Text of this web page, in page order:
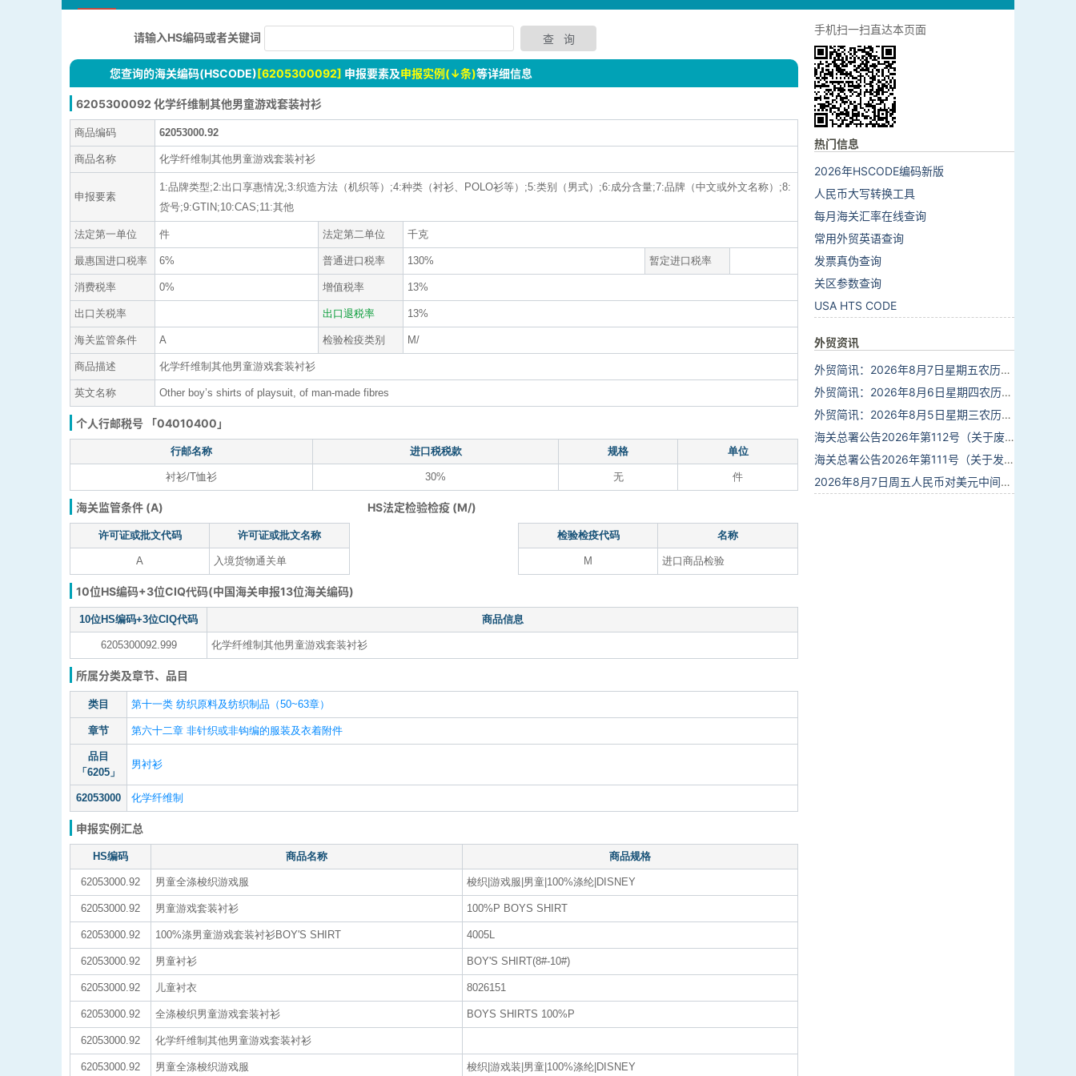
请输入HS编码或者关键词
您查询的海关编码(HSCODE)[6205300092] 申报要素及申报实例(↓条)等详细信息
6205300092 化学纤维制其他男童游戏套装衬衫
商品编码 62053000.92
商品名称 化学纤维制其他男童游戏套装衬衫
申报要素
1:品牌类型;2:出口享惠情况;3:织造方法（机织等）;4:种类（衬衫、POLO衫等）;5:类别（男式）;6:成分含量;7:品牌（中文或外文名称）;8:
货号;9:GTIN;10:CAS;11:其他
法定第一单位 件 法定第二单位 千克
最惠国进口税率 6% 普通进口税率 130% 暂定进口税率
消费税率 0% 增值税率 13%
出口关税率 出口退税率 13%
海关监管条件 A 检验检疫类别 M/
商品描述 化学纤维制其他男童游戏套装衬衫
英文名称 Other boy’s shirts of playsuit, of man-made fibres
个人行邮税号 「04010400」
行邮名称 进口税税款 规格 单位
衬衫/T恤衫 30% 无 件
海关监管条件 (A) HS法定检验检疫 (M/)
许可证或批文代码 许可证或批文名称
A 入境货物通关单
检验检疫代码 名称
M 进口商品检验
10位HS编码+3位CIQ代码(中国海关申报13位海关编码)
10位HS编码+3位CIQ代码 商品信息
6205300092.999 化学纤维制其他男童游戏套装衬衫
所属分类及章节、品目
类目 第十一类 纺织原料及纺织制品（50~63章）
章节 第六十二章 非针织或非钩编的服装及衣着附件
品目
「6205」
男衬衫
62053000 化学纤维制
申报实例汇总
HS编码 商品名称 商品规格
62053000.92 男童全涤梭织游戏服 梭织|游戏服|男童|100%涤纶|DISNEY
62053000.92 男童游戏套装衬衫 100%P BOYS SHIRT
62053000.92 100%涤男童游戏套装衬衫BOY'S SHIRT 4005L
62053000.92 男童衬衫 BOY'S SHIRT(8#-10#)
62053000.92 儿童衬衣 8026151
62053000.92 全涤梭织男童游戏套装衬衫 BOYS SHIRTS 100%P
62053000.92 化学纤维制其他男童游戏套装衬衫
62053000.92 男童全涤梭织游戏服 梭织|游戏装|男童|100%涤纶|DISNEY
手机扫一扫直达本页面
热门信息
2026年HSCODE编码新版
人民币大写转换工具
每月海关汇率在线查询
常用外贸英语查询
发票真伪查询
关区参数查询
USA HTS CODE
外贸资讯
外贸简讯：2026年8月7日星期五农历六月廿五
外贸简讯：2026年8月6日星期四农历六月廿四
外贸简讯：2026年8月5日星期三农历六月廿三
海关总署公告2026年第112号（关于废止部分卫生检疫类规范性文件的公告）
海关总署公告2026年第111号（关于发布《进出境动植物检疫处理监督管理工作规定》《进出境卫生处理监督管理工作规定》的公告）
2026年8月7日周五人民币对美元中间价报6.7904调贬9个基点